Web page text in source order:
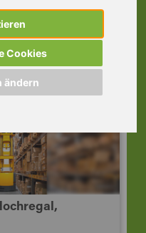
Cookies
ändern
Winsen